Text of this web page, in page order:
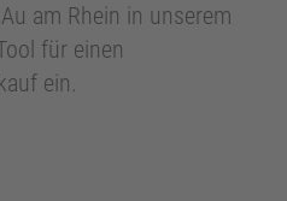
am Rhein in unserem
für einen
ein.